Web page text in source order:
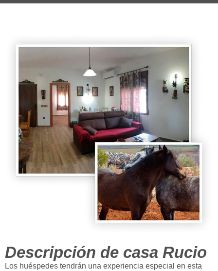
Descripción de casa Rucio
Los huéspedes tendrán una experiencia especial en esta